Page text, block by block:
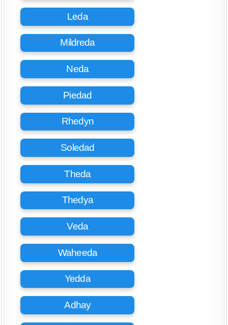
Leda
Mildreda
Neda
Piedad
Rhedyn
Soledad
Theda
Thedya
Veda
Waheeda
Yedda
Adhay